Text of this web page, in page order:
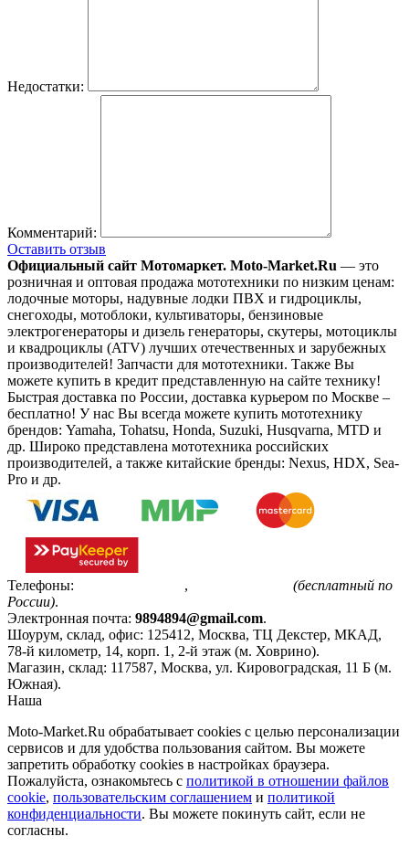
Недостатки:
Комментарий:
Оставить отзыв
Официальный сайт Мотомаркет. Moto-Market.Ru — это
розничная и оптовая продажа мототехники по низким ценам:
лодочные моторы, надувные лодки ПВХ и гидроциклы,
снегоходы, мотоблоки, культиваторы, бензиновые
электрогенераторы и дизель генераторы, скутеры, мотоциклы
и квадроциклы (ATV) лучших отечественных и зарубежных
производителей! Запчасти для мототехники. Также Вы
можете купить в кредит представленную на сайте технику!
Быстрая доставка по России, доставка курьером по Москве –
бесплатно! У нас Вы всегда можете купить мототехнику
брендов: Yamaha, Tohatsu, Honda, Suzuki, Husqvarna, MTD и
др. Широко представлена мототехника российских
производителей, а также китайские бренды: Nexus, HDX, Sea-
Pro и др.
Телефоны: ,
(бесплатный по
России).
Электронная почта: 9894894@gmail.com.
Шоурум, склад, офис: 125412, Москва, ТЦ Декстер, МКАД,
78-й километр, 14, корп. 1, 2-й этаж (м. Ховрино).
Магазин, склад: 117587, Москва, ул. Кировоградская, 11 Б (м.
Южная).
Наша
Moto-Market.Ru обрабатывает сookies с целью персонализации
сервисов и для удобства пользования сайтом. Вы можете
запретить обработку сookies в настройках браузера.
Пожалуйста, ознакомьтесь с политикой в отношении файлов
cookie, пользовательским соглашением и политикой
конфиденциальности. Вы можете покинуть сайт, если не
согласны.